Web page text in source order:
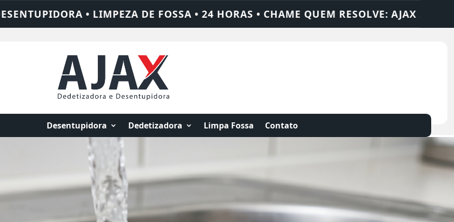
• CHAME QUEM RESOLVE: AJAX SOLUÇÕES DEDETIZADORA •
Desentupidora Dedetizadora Limpa Fossa Contato